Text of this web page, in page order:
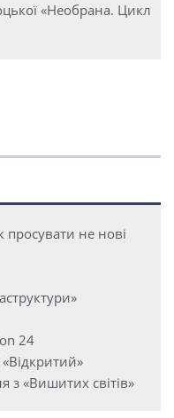
«Необрана. Цикл
просувати не нові
24
з «Вишитих світів»